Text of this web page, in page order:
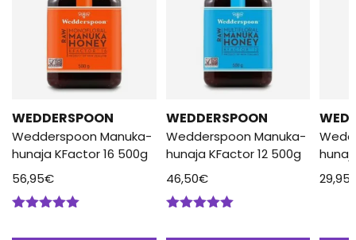
WEDDERSPOON
Wedderspoon Manuka-
hunaja KFactor 16 500g
56,95€
WEDDERSPOON
Wedderspoon Manuka-
hunaja KFactor 12 500g
46,50€
29,95